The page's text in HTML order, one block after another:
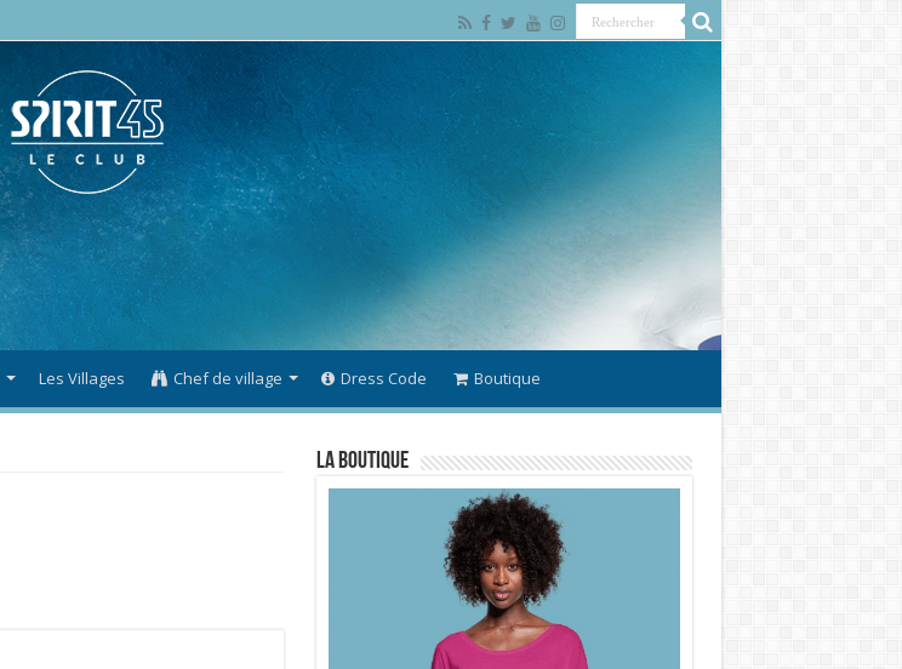
Les Villages Chef de village Dress Code Boutique
La Boutique